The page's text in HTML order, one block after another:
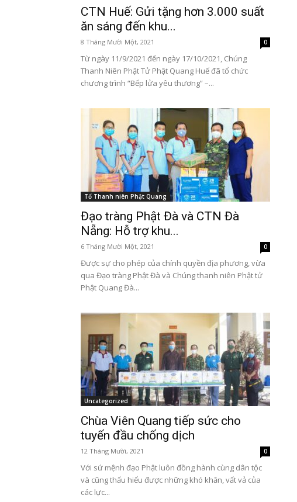
CTN Huế: Gửi tặng hơn 3.000 suất
ăn sáng đến khu...
8 Tháng Mười Một, 2021 0
Từ ngày 11/9/2021 đến ngày 17/10/2021, Chúng
Thanh Niên Phật Tử Phật Quang Huế đã tổ chức
chương trình “Bếp lửa yêu thương” –...
Tổ Thanh niên Phật Quang
Đạo tràng Phật Đà và CTN Đà
Nẵng: Hỗ trợ khu...
6 Tháng Mười Một, 2021 0
Được sự cho phép của chính quyền địa phương, vừa
qua Đạo tràng Phật Đà và Chúng thanh niên Phật tử
Phật Quang Đà...
Uncategorized
Chùa Viên Quang tiếp sức cho
tuyến đầu chống dịch
12 Tháng Mười, 2021 0
Với sứ mệnh đạo Phật luôn đồng hành cùng dân tộc
và cũng thấu hiểu được những khó khăn, vất vả của
các lực...